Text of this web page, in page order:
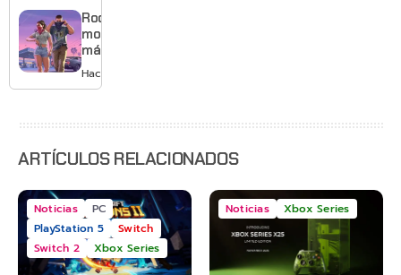
gráficos
y mucho
Mario
Rockstar
mostrará
más de
GTA 6 en
agosto
Hace 3 días
ARTÍCULOS RELACIONADOS
Noticias
PC
PlayStation 5
Switch
Switch 2
Xbox Series
Noticias Xbox Series